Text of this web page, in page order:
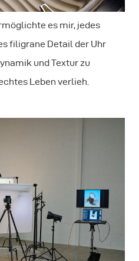
es mir, jedes
filigrane Detail der Uhr
und Textur zu
Leben verlieh.